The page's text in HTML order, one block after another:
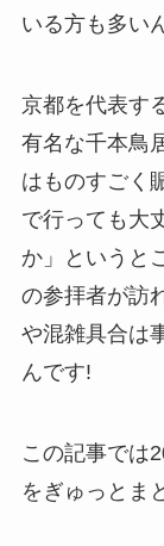
いる方も多い
京都を代表す
有名な千本鳥
はものすごく
で行っても大
か」というと
の参拝者が訪
や混雑具合は
んです!
この記事では
をぎゅっとま